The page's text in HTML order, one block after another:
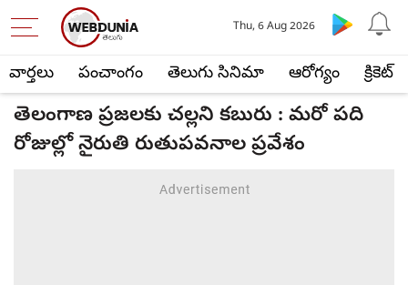
వార్తలు పంచాంగం తెలుగు సినిమా ఆరోగ్యం క్రికెట్
Thu, 6 Aug 2026
తెలంగాణ ప్రజలకు చల్లని కబురు : మరో పది
రోజుల్లో నైరుతి రుతుపవనాల ప్రవేశం